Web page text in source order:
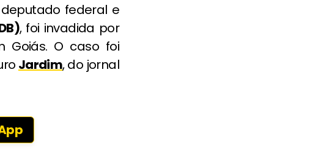
federal e
, foi invadida por
Goiás. O caso foi
Jardim, do jornal